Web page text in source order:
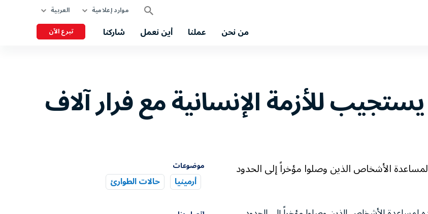
موارد إعلامية العربية
من نحن عملنا أين نعمل شاركنا تبرع الآن
يستجيب للأزمة الإنسانية مع فرار آلاف
لمساعدة الأشخاص الذين وصلوا مؤخراً إلى الحدود موضوعات
أرمينيا حالات الطوارئ